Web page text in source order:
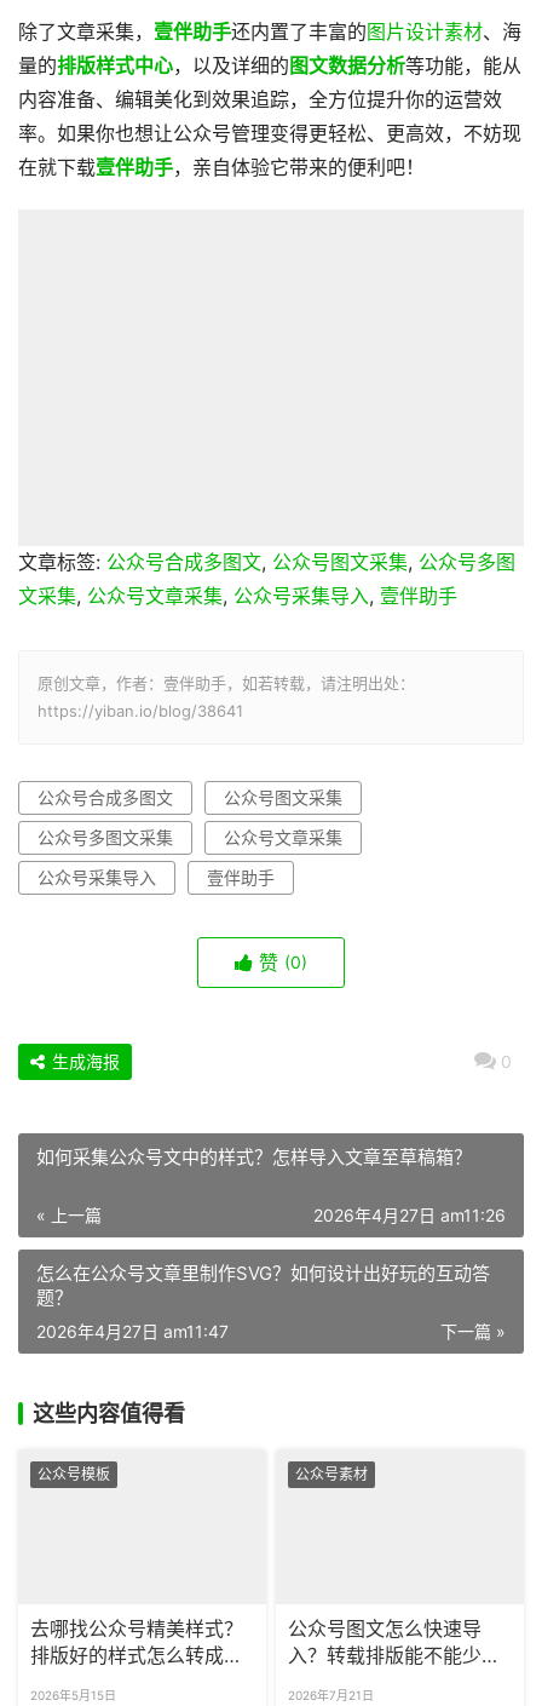
除了文章采集， 壹伴助手还内置了丰富的图片设计素材、海
量的排版样式中心，以及详细的 图文数据分析等功能，能从
内容准备、编辑美化到效果追踪，全方位提升你的运营效
率。如果你也想让公众号管理变得更轻松、更高效，不妨现
在就下载壹伴助手，亲自体验它带来的便利吧！
文章标签: 公众号合成多图文, 公众号图文采集, 公众号多图
文采集, 公众号文章采集, 公众号采集导入, 壹伴助手
原创文章，作者：壹伴助手，如若转载，请注明出处：
https://yiban.io/blog/38641
公众号合成多图文
公众号图文采集
公众号多图文采集
公众号文章采集
公众号采集导入
壹伴助手
赞 (0)
0
生成海报
如何采集公众号文中的样式？怎样导入文章至草稿箱？
« 上一篇 2026年4月27日 am11:26
怎么在公众号文章里制作SVG？如何设计出好玩的互动答
题？
下一篇 »
2026年4月27日 am11:47
这些内容值得看
公众号模板
去哪找公众号精美样式？
排版好的样式怎么转成图
2026年5月15日
公众号素材
公众号图文怎么快速导
入？转载排版能不能少返
2026年7月21日